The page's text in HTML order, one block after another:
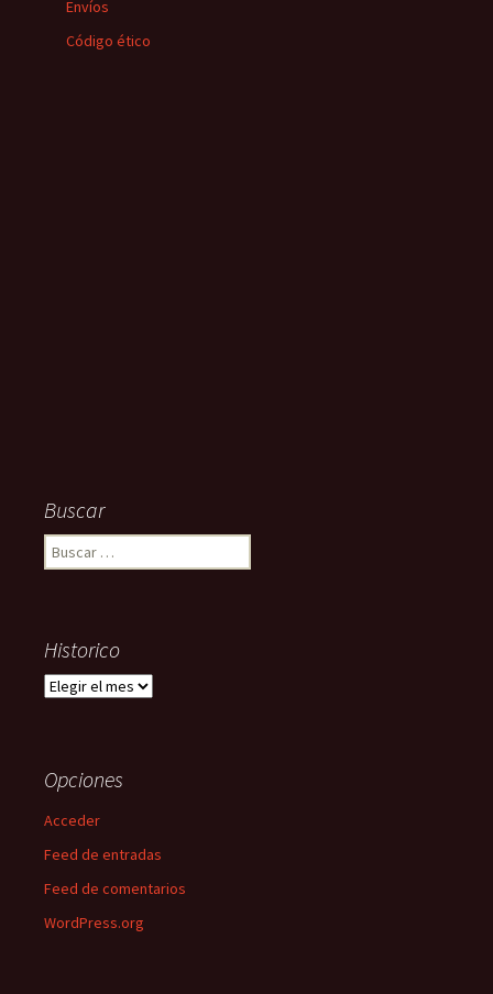
Envíos
Código ético
Buscar
Buscar:
Historico
Historico
Opciones
Acceder
Feed de entradas
Feed de comentarios
WordPress.org